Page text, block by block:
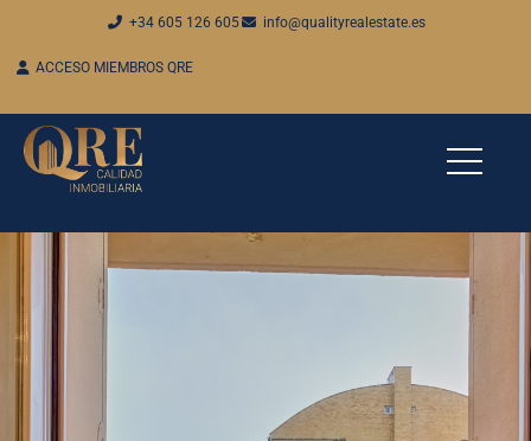
+34 605 126 605 info@qualityrealestate.es
ACCESO MIEMBROS QRE